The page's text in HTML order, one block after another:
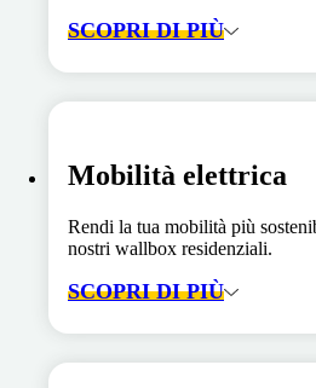
SCOPRI DI PIÙ
Mobilità elettrica
Rendi la tua mobilità più
nostri wallbox residenziali.
SCOPRI DI PIÙ